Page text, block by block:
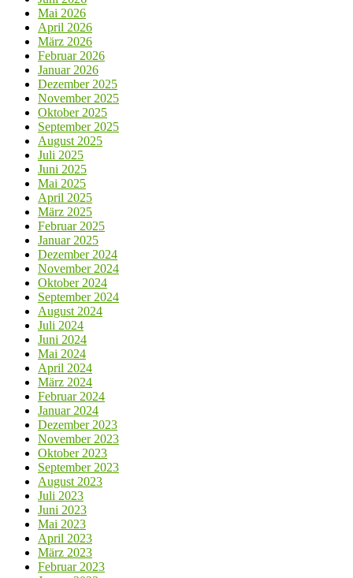
Mai 2026
April 2026
März 2026
Februar 2026
Januar 2026
Dezember 2025
November 2025
Oktober 2025
September 2025
August 2025
Juli 2025
Juni 2025
Mai 2025
April 2025
März 2025
Februar 2025
Januar 2025
Dezember 2024
November 2024
Oktober 2024
September 2024
August 2024
Juli 2024
Juni 2024
Mai 2024
April 2024
März 2024
Februar 2024
Januar 2024
Dezember 2023
November 2023
Oktober 2023
September 2023
August 2023
Juli 2023
Juni 2023
Mai 2023
April 2023
März 2023
Februar 2023